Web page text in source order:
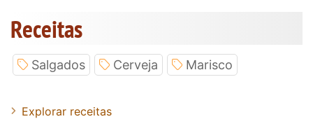
Receitas
Salgados Cerveja Marisco
Explorar receitas